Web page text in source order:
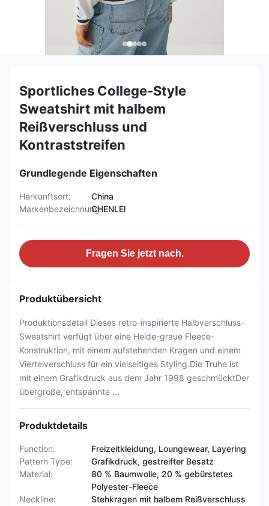
Sportliches College-Style
Sweatshirt mit halbem
Reißverschluss und
Kontraststreifen
Grundlegende Eigenschaften
Herkunftsort:
China
Markenbezeichnung:CHENLEI
Fragen Sie jetzt nach.
Produktübersicht
Produktionsdetail Dieses retro-inspirierte Halbverschluss-
Sweatshirt verfügt über eine Heide-graue Fleece-
Konstruktion, mit einem aufstehenden Kragen und einem
Viertelverschluss für ein vielseitiges Styling.Die Truhe ist
mit einem Grafikdruck aus dem Jahr 1998 geschmücktDer
übergroße, entspannte ...
Produktdetails
Function:
Freizeitkleidung, Loungewear, Layering
Pattern Type:
Grafikdruck, gestreifter Besatz
Material:
80 % Baumwolle, 20 % gebürstetes
Polyester-Fleece
Neckline:
Stehkragen mit halbem Reißverschluss